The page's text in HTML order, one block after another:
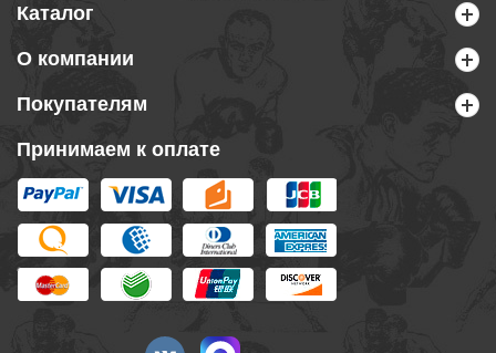
Каталог
О компании
Покупателям
Принимаем к оплате